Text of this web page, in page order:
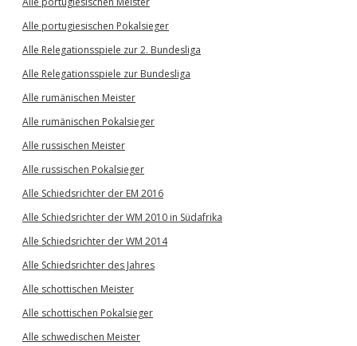
Alle portugiesischen Pokalsieger
Alle Relegationsspiele zur 2. Bundesliga
Alle Relegationsspiele zur Bundesliga
Alle rumänischen Meister
Alle rumänischen Pokalsieger
Alle russischen Meister
Alle russischen Pokalsieger
Alle Schiedsrichter der EM 2016
Alle Schiedsrichter der WM 2010 in Südafrika
Alle Schiedsrichter der WM 2014
Alle Schiedsrichter des Jahres
Alle schottischen Meister
Alle schottischen Pokalsieger
Alle schwedischen Meister